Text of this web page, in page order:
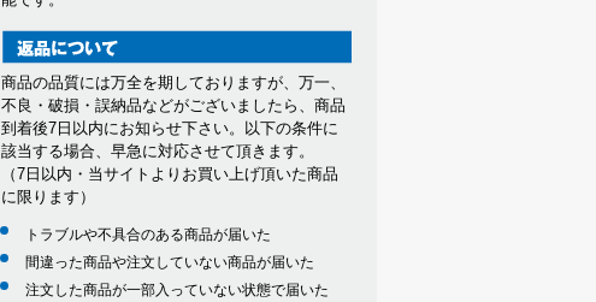
商品の品質には万全を期しておりますが、万一、
不良・破損・誤納品などがございましたら、商品
到着後7日以内にお知らせ下さい。以下の条件に
該当する場合、早急に対応させて頂きます。
（7日以内・当サイトよりお買い上げ頂いた商品
に限ります）
トラブルや不具合のある商品が届いた
間違った商品や注文していない商品が届いた
注文した商品が一部入っていない状態で届いた